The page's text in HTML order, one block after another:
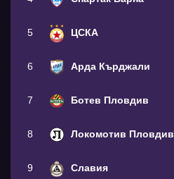
5 ЦСКА
6 Арда Кърджали
7 Ботев Пловдив
8 Локомотив Пловдив
9 Славия